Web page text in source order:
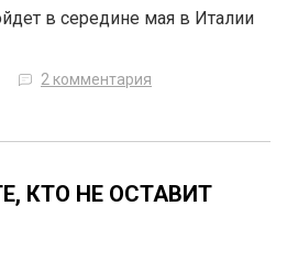
в середине мая в Италии
2 комментария
КТО НЕ ОСТАВИТ